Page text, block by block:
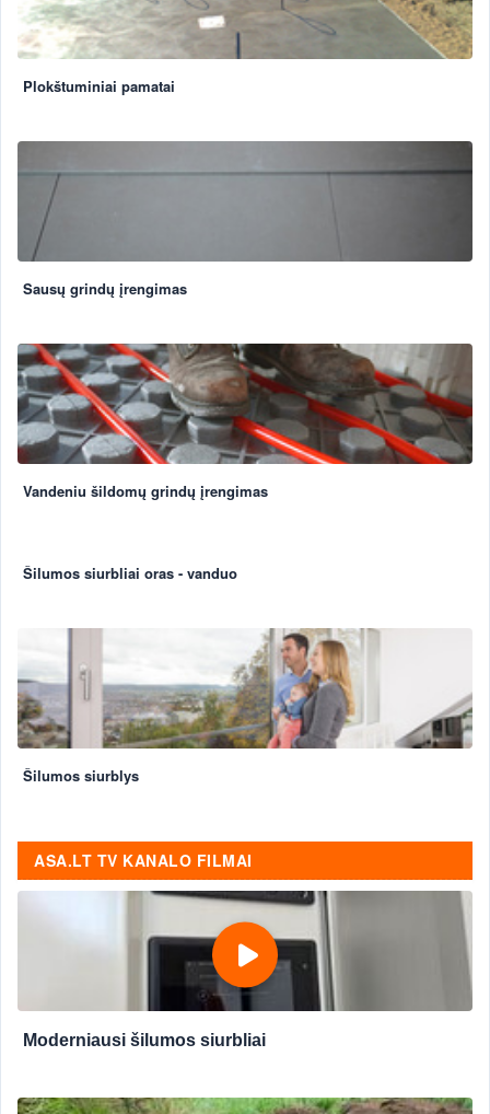
Plokštuminiai pamatai
Sausų grindų įrengimas
Vandeniu šildomų grindų įrengimas
Šilumos siurbliai oras - vanduo
Šilumos siurblys
ASA.LT TV KANALO FILMAI
Moderniausi šilumos siurbliai